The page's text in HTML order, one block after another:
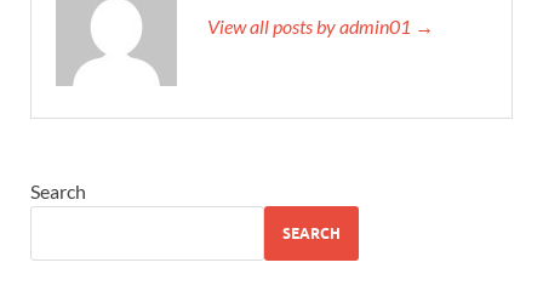
View all posts by admin01 →
Search
SEARCH